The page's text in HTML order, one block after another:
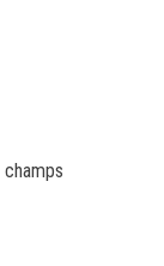
champs